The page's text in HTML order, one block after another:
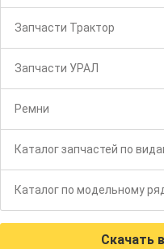
Запчасти Трактор
Запчасти УРАЛ
Ремни
Каталог запчастей по
Каталог по модельному
Скачать